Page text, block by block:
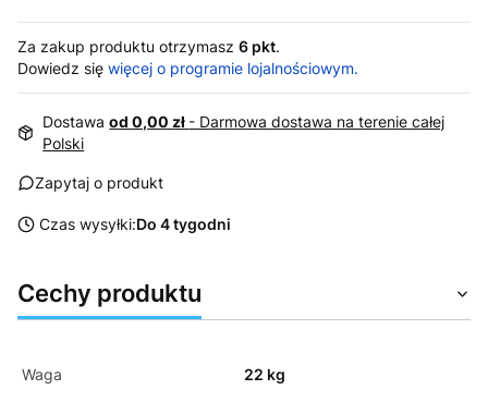
Za zakup produktu otrzymasz 6 pkt.
Dowiedz się więcej o programie lojalnościowym.
Dostawaod 0,00 zł - Darmowa dostawa na terenie całej
Polski
Zapytaj o produkt
Czas wysyłki:Do 4 tygodni
Cechy produktu
Waga 22 kg